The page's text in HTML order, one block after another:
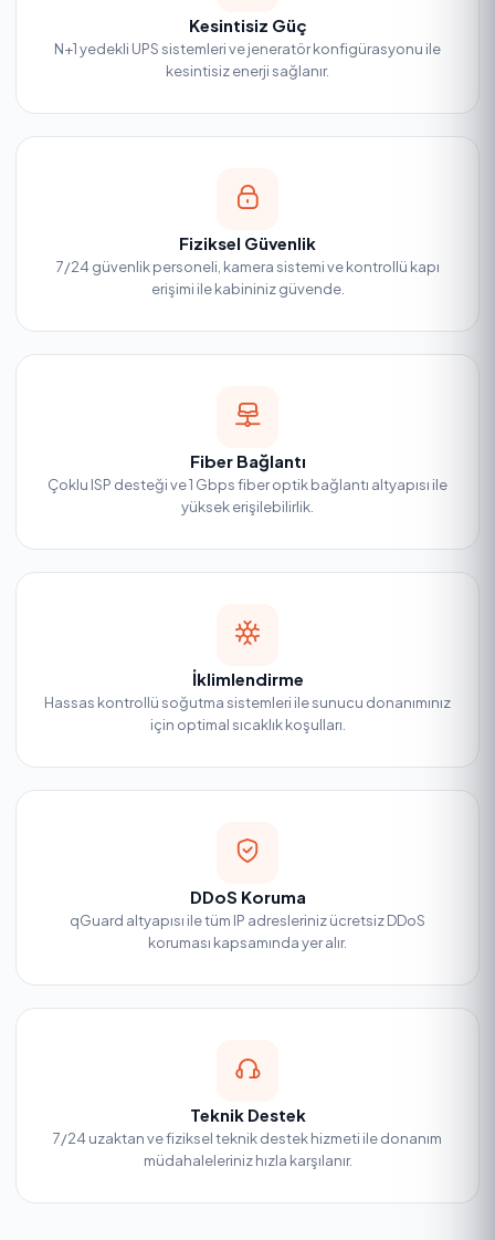
Kesintisiz Güç
N+1 yedekli UPS sistemleri ve jeneratör konfigürasyonu ile
kesintisiz enerji sağlanır.
Fiziksel Güvenlik
7/24 güvenlik personeli, kamera sistemi ve kontrollü kapı
erişimi ile kabininiz güvende.
Fiber Bağlantı
Çoklu ISP desteği ve 1 Gbps fiber optik bağlantı altyapısı ile
yüksek erişilebilirlik.
İklimlendirme
Hassas kontrollü soğutma sistemleri ile sunucu donanımınız
için optimal sıcaklık koşulları.
DDoS Koruma
qGuard altyapısı ile tüm IP adresleriniz ücretsiz DDoS
koruması kapsamında yer alır.
Teknik Destek
7/24 uzaktan ve fiziksel teknik destek hizmeti ile donanım
müdahaleleriniz hızla karşılanır.